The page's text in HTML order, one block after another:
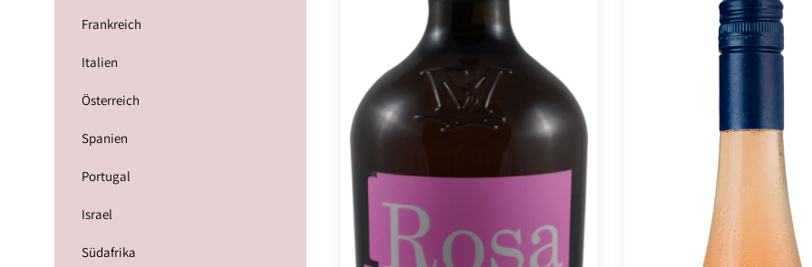
Frankreich
Italien
Österreich
Spanien
Portugal
Israel
Südafrika